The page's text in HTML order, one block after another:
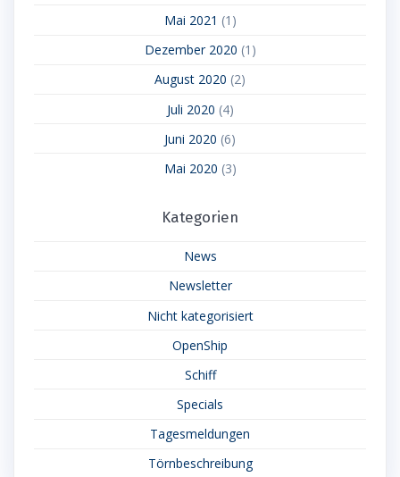
Mai 2021 (1)
Dezember 2020 (1)
August 2020 (2)
Juli 2020 (4)
Juni 2020 (6)
Mai 2020 (3)
Kategorien
News
Newsletter
Nicht kategorisiert
OpenShip
Schiff
Specials
Tagesmeldungen
Törnbeschreibung